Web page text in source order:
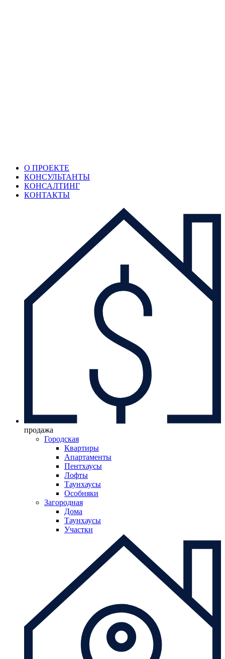
О ПРОЕКТЕ
КОНСУЛЬТАНТЫ
КОНСАЛТИНГ
КОНТАКТЫ
продажа
Городская
Квартиры
Апартаменты
Пентхаусы
Лофты
Таунхаусы
Особняки
Загородная
Дома
Таунхаусы
Участки